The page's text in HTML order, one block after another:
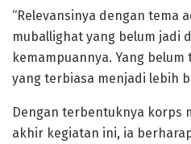
“Relevansinya dengan tema
muballighat yang belum jadi
kemampuannya. Yang
yang terbiasa menjadi lebih
Dengan terbentuknya korps
akhir kegiatan ini, ia